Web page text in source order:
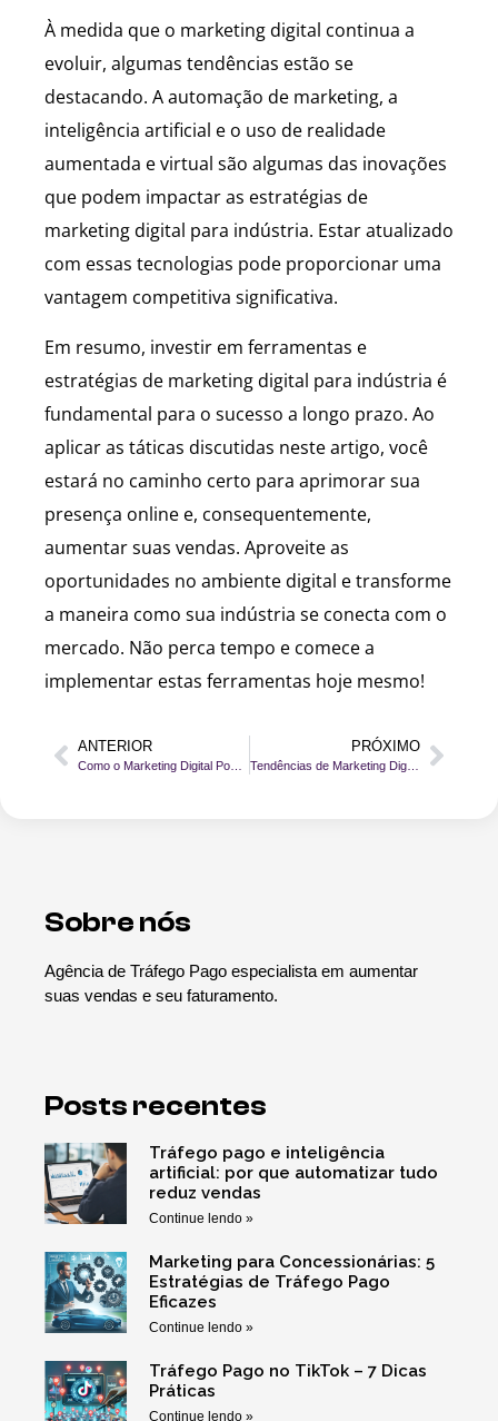
À medida que o marketing digital continua a
evoluir, algumas tendências estão se
destacando. A automação de marketing, a
inteligência artificial e o uso de realidade
aumentada e virtual são algumas das inovações
que podem impactar as estratégias de
marketing digital para indústria. Estar atualizado
com essas tecnologias pode proporcionar uma
vantagem competitiva significativa.
Em resumo, investir em ferramentas e
estratégias de marketing digital para indústria é
fundamental para o sucesso a longo prazo. Ao
aplicar as táticas discutidas neste artigo, você
estará no caminho certo para aprimorar sua
presença online e, consequentemente,
aumentar suas vendas. Aproveite as
oportunidades no ambiente digital e transforme
a maneira como sua indústria se conecta com o
mercado. Não perca tempo e comece a
implementar estas ferramentas hoje mesmo!
ANTERIOR PRÓXIMO
Tendências de Marketing Digital para Indústrias: O Que Esperar em 2025
Sobre nós
Agência de Tráfego Pago especialista em aumentar
suas vendas e seu faturamento.
Posts recentes
Tráfego pago e inteligência
artificial: por que automatizar tudo
reduz vendas
Continue lendo »
Marketing para Concessionárias: 5
Estratégias de Tráfego Pago
Eficazes
Continue lendo »
Tráfego Pago no TikTok – 7 Dicas
Práticas
Continue lendo »